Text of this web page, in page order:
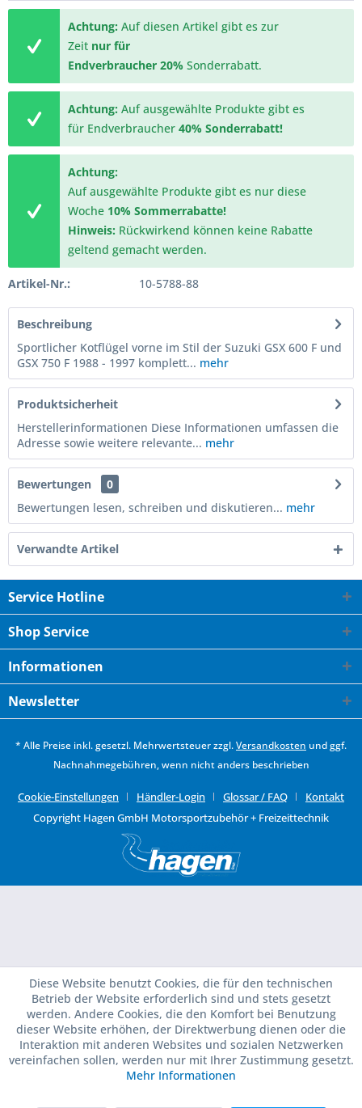
Achtung: Auf diesen Artikel gibt es zur
Zeit nur für
Endverbraucher20% Sonderrabatt.
Achtung: Auf ausgewählte Produkte gibt es
für Endverbraucher40% Sonderrabatt!
Achtung:
Auf ausgewählte Produkte gibt es nur diese
Woche 10% Sommerrabatte!
Hinweis: Rückwirkend können keine Rabatte
geltend gemacht werden.
Artikel-Nr.: 10-5788-88
Beschreibung
Sportlicher Kotflügel vorne im Stil der Suzuki GSX 600 F und
GSX 750 F 1988 - 1997 komplett... mehr
Produktsicherheit
Herstellerinformationen Diese Informationen umfassen die
Adresse sowie weitere relevante... mehr
Bewertungen
0
Bewertungen lesen, schreiben und diskutieren... mehr
Verwandte Artikel
Service Hotline
Shop Service
Informationen
Newsletter
* Alle Preise inkl. gesetzl. Mehrwertsteuer zzgl.Versandkosten und ggf.
Nachnahmegebühren, wenn nicht anders beschrieben
Cookie-Einstellungen Händler-Login Glossar / FAQ
Kontakt
Copyright Hagen GmbH Motorsportzubehör + Freizeittechnik
Diese Website benutzt Cookies, die für den technischen
Betrieb der Website erforderlich sind und stets gesetzt
werden. Andere Cookies, die den Komfort bei Benutzung
dieser Website erhöhen, der Direktwerbung dienen oder die
Interaktion mit anderen Websites und sozialen Netzwerken
vereinfachen sollen, werden nur mit Ihrer Zustimmung gesetzt.
Mehr Informationen